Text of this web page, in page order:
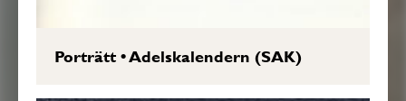
Porträtt•Adelskalendern (SAK)